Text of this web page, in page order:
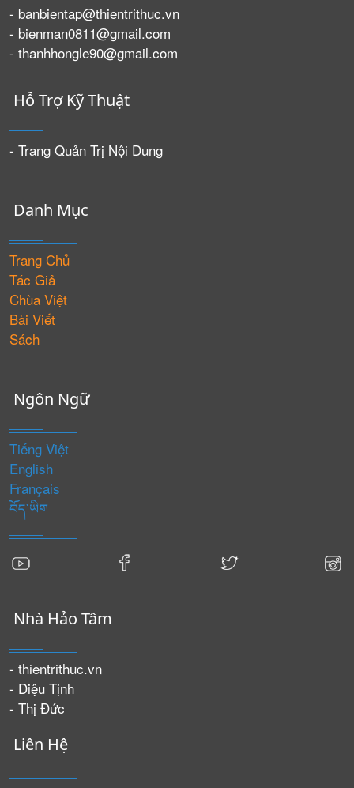
- banbientap@thientrithuc.vn
- bienman0811@gmail.com
- thanhhongle90@gmail.com
Hỗ Trợ Kỹ Thuật
- Trang Quản Trị Nội Dung
Danh Mục
Trang Chủ
Tác Giả
Chùa Việt
Bài Viết
Sách
Ngôn Ngữ
Tiếng Việt
English
Français
བོད་ཡིག
Nhà Hảo Tâm
- thientrithuc.vn
- Diệu Tịnh
- Thị Đức
Liên Hệ